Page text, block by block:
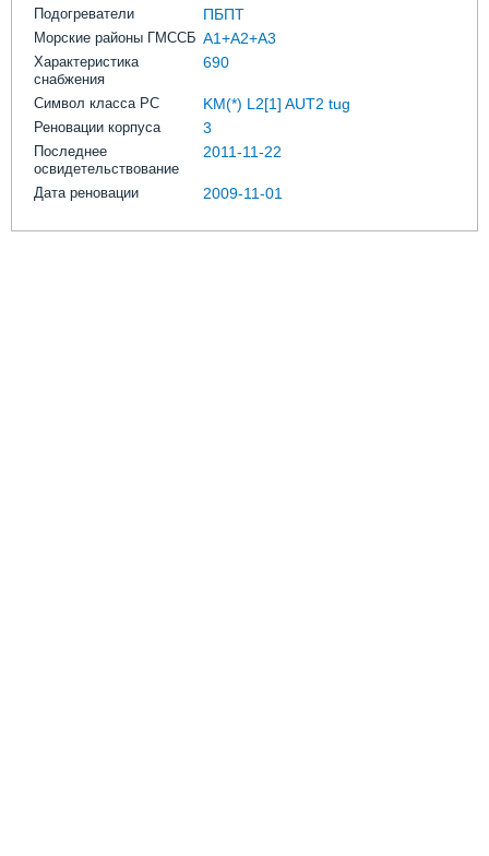
Подогреватели ПБПТ
Морские районы ГМССБ A1+A2+A3
Характеристика
снабжения
690
Символ класса РС KM(*) L2[1] AUT2 tug
Реновации корпуса 3
Последнее
освидетельствование
2011-11-22
Дата реновации 2009-11-01